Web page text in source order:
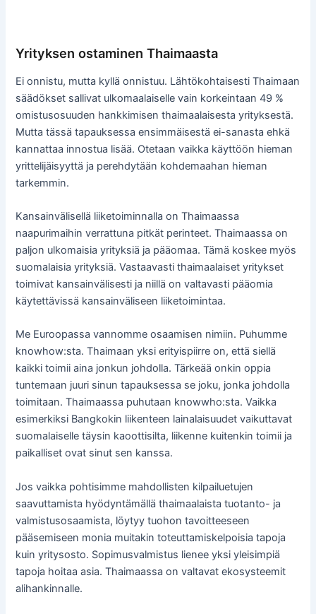
Yrityksen ostaminen Thaimaasta
Ei onnistu, mutta kyllä onnistuu. Lähtökohtaisesti Thaimaan
säädökset sallivat ulkomaalaiselle vain korkeintaan 49 %
omistusosuuden hankkimisen thaimaalaisesta yrityksestä.
Mutta tässä tapauksessa ensimmäisestä ei-sanasta ehkä
kannattaa innostua lisää. Otetaan vaikka käyttöön hieman
yrittelijäisyyttä ja perehdytään kohdemaahan hieman
tarkemmin.
Kansainvälisellä liiketoiminnalla on Thaimaassa
naapurimaihin verrattuna pitkät perinteet. Thaimaassa on
paljon ulkomaisia yrityksiä ja pääomaa. Tämä koskee myös
suomalaisia yrityksiä. Vastaavasti thaimaalaiset yritykset
toimivat kansainvälisesti ja niillä on valtavasti pääomia
käytettävissä kansainväliseen liiketoimintaa.
Me Euroopassa vannomme osaamisen nimiin. Puhumme
knowhow:sta. Thaimaan yksi erityispiirre on, että siellä
kaikki toimii aina jonkun johdolla. Tärkeää onkin oppia
tuntemaan juuri sinun tapauksessa se joku, jonka johdolla
toimitaan. Thaimaassa puhutaan knowwho:sta. Vaikka
esimerkiksi Bangkokin liikenteen lainalaisuudet vaikuttavat
suomalaiselle täysin kaoottisilta, liikenne kuitenkin toimii ja
paikalliset ovat sinut sen kanssa.
Jos vaikka pohtisimme mahdollisten kilpailuetujen
saavuttamista hyödyntämällä thaimaalaista tuotanto- ja
valmistusosaamista, löytyy tuohon tavoitteeseen
pääsemiseen monia muitakin toteuttamiskelpoisia tapoja
kuin yritysosto. Sopimusvalmistus lienee yksi yleisimpiä
tapoja hoitaa asia. Thaimaassa on valtavat ekosysteemit
alihankinnalle.